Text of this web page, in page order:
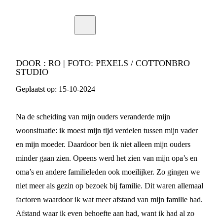
DOOR : RO | FOTO: PEXELS / COTTONBRO
STUDIO
Geplaatst op: 15-10-2024
Na de scheiding van mijn ouders veranderde mijn
woonsituatie: ik moest mijn tijd verdelen tussen mijn vader
en mijn moeder. Daardoor ben ik niet alleen mijn ouders
minder gaan zien. Opeens werd het zien van mijn opa’s en
oma’s en andere familieleden ook moeilijker. Zo gingen we
niet meer als gezin op bezoek bij familie. Dit waren allemaal
factoren waardoor ik wat meer afstand van mijn familie had.
Afstand waar ik even behoefte aan had, want ik had al zo